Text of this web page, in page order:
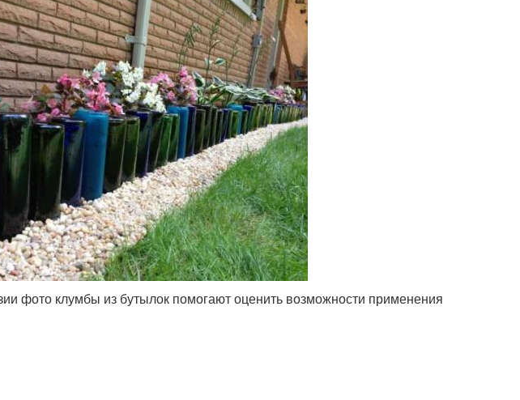
фото клумбы из бутылок помогают оценить возможности применения